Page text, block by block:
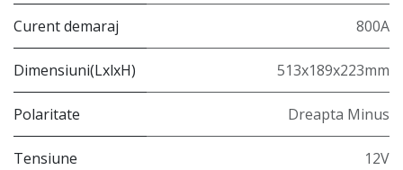
Curent demaraj 800A
Dimensiuni(LxlxH) 513x189x223mm
Polaritate Dreapta Minus
Tensiune 12V